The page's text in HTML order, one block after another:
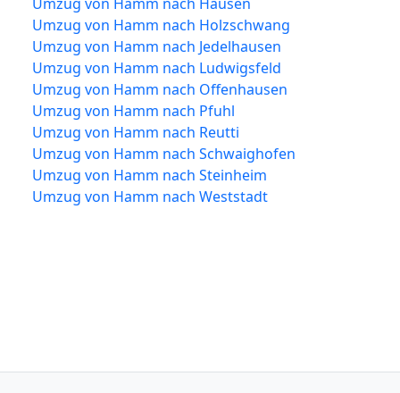
Umzug von Hamm nach Holzschwang
Umzug von Hamm nach Jedelhausen
Umzug von Hamm nach Ludwigsfeld
Umzug von Hamm nach Offenhausen
Umzug von Hamm nach Pfuhl
Umzug von Hamm nach Reutti
Umzug von Hamm nach Schwaighofen
Umzug von Hamm nach Steinheim
Umzug von Hamm nach Weststadt